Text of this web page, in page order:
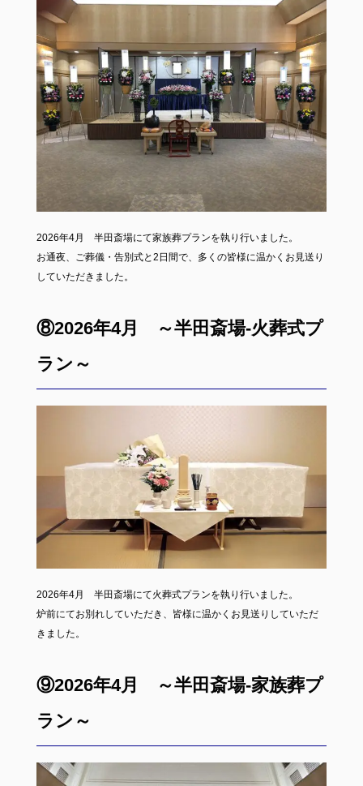
2026年4月 半田斎場にて家族葬プランを執り行いました。
お通夜、ご葬儀・告別式と2日間で、多くの皆様に温かくお見送り
していただきました。
⑧2026年4月 ～半田斎場-火葬式プ
ラン～
2026年4月 半田斎場にて火葬式プランを執り行いました。
炉前にてお別れしていただき、皆様に温かくお見送りしていただ
きました。
⑨2026年4月 ～半田斎場-家族葬プ
ラン～